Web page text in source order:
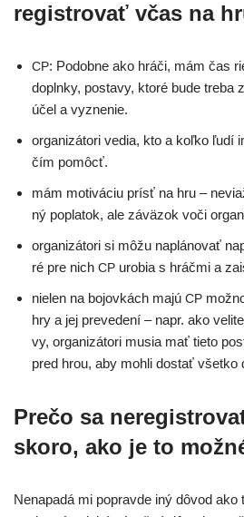
registrovať včas na
CP: Podobne ako hrá­či, mám čas
dopl­n­ky, posta­vy, kto­ré bude tre­ba
účel a vyznenie.
orga­ni­zá­to­ri vedia, kto a koľ­ko ľudí
čím pomôcť.
mám moti­vá­ciu prí­sť na hru –
ný popla­tok, ale závä­zok voči
orga­ni­zá­to­ri si môžu naplá­no­vať
ré pre nich CP uro­bia s hráč­mi a
nie­len na bojov­kách majú CP
hry a jej pre­ve­de­ní – napr. ako
vy, orga­ni­zá­to­ri musia mať tie­to
pred hrou, aby moh­li dostať všet­ko
Prečo sa
skoro, ako je to
Nenapadá mi pop­rav­de iný dôvod ako